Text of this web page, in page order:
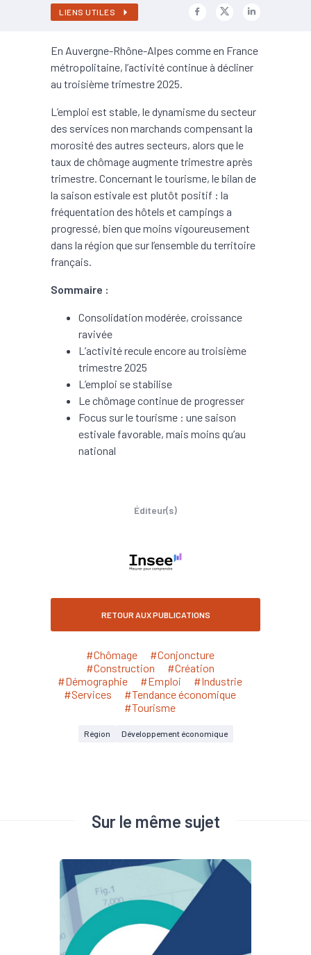
LIENS UTILES
En Auvergne-Rhône-Alpes comme en France
métropolitaine, l’activité continue à décliner
au troisième trimestre 2025.
L’emploi est stable, le dynamisme du secteur
des services non marchands compensant la
morosité des autres secteurs, alors que le
taux de chômage augmente trimestre après
trimestre. Concernant le tourisme, le bilan de
la saison estivale est plutôt positif : la
fréquentation des hôtels et campings a
progressé, bien que moins vigoureusement
dans la région que sur l’ensemble du territoire
français.
Sommaire :
Consolidation modérée, croissance
ravivée
L’activité recule encore au troisième
trimestre 2025
L’emploi se stabilise
Le chômage continue de progresser
Focus sur le tourisme : une saison
estivale favorable, mais moins qu’au
national
Éditeur(s)
RETOUR AUX PUBLICATIONS
#Chômage
#Conjoncture
#Construction
#Création
#Démographie
#Emploi
#Industrie
#Services
#Tendance économique
#Tourisme
Région Développement économique
Sur le même sujet